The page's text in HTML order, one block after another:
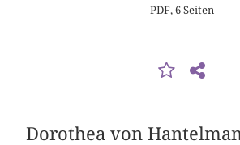
PDF, 6 Seiten
Dorothea von